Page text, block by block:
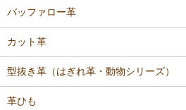
バッファロー革
カット革
型抜き革（はぎれ革・動物シリーズ）
革ひも